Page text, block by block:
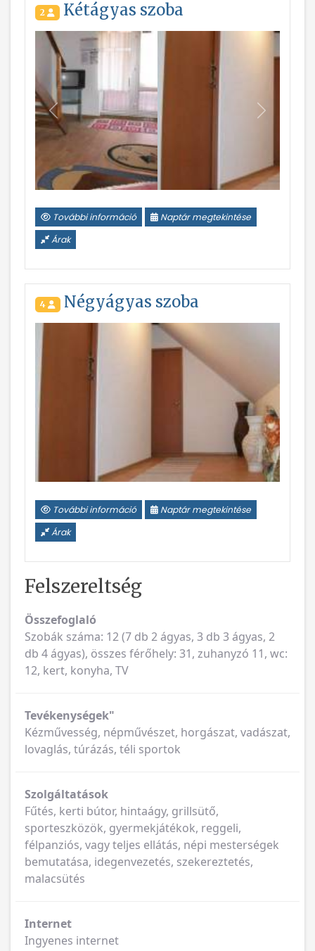
2 Kétágyas szoba
Vissza
További információ
Naptár megtekintése
Árak
4 Négyágyas szoba
További információ
Naptár megtekintése
Árak
Felszereltség
Összefoglaló
Szobák száma: 12 (7 db 2 ágyas, 3 db 3 ágyas, 2
db 4 ágyas), összes férőhely: 31, zuhanyzó 11, wc:
12, kert, konyha, TV
Tevékenységek"
Kézművesség, népművészet, horgászat, vadászat,
lovaglás, túrázás, téli sportok
Szolgáltatások
Fűtés, kerti bútor, hintaágy, grillsütő,
sporteszközök, gyermekjátékok, reggeli,
félpanziós, vagy teljes ellátás, népi mesterségek
bemutatása, idegenvezetés, szekereztetés,
malacsütés
Internet
Ingyenes internet